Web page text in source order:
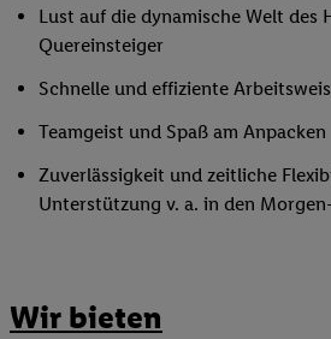
Lust auf die dynamische Welt des
Quereinsteiger
Schnelle und effiziente
Teamgeist und Spaß am Anpacken
Zuverlässigkeit und zeitliche
Unterstützung v. a. in den
Wir bieten